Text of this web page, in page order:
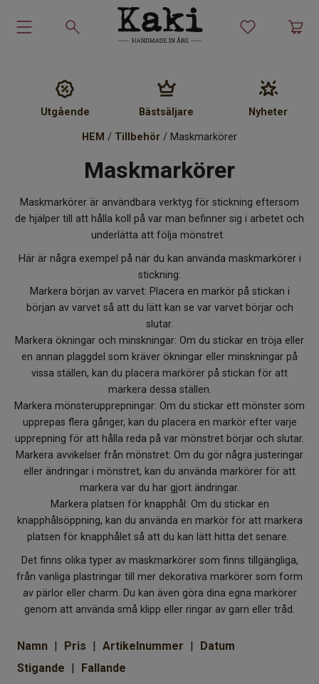
Ullprodukter
Om Kaki
Utgående Bästsäljare Nyheter
HEM / Tillbehör / Maskmarkörer
Maskmarkörer
Maskmarkörer är användbara verktyg för stickning eftersom
de hjälper till att hålla koll på var man befinner sig i arbetet och
underlätta att följa mönstret.
Här är några exempel på när du kan använda maskmarkörer i
stickning:
Markera början av varvet: Placera en markör på stickan i
början av varvet så att du lätt kan se var varvet börjar och
slutar.
Markera ökningar och minskningar: Om du stickar en tröja eller
en annan plaggdel som kräver ökningar eller minskningar på
vissa ställen, kan du placera markörer på stickan för att
markera dessa ställen.
Markera mönsterupprepningar: Om du stickar ett mönster som
upprepas flera gånger, kan du placera en markör efter varje
upprepning för att hålla reda på var mönstret börjar och slutar.
Markera avvikelser från mönstret: Om du gör några justeringar
eller ändringar i mönstret, kan du använda markörer för att
markera var du har gjort ändringar.
Markera platsen för knapphål: Om du stickar en
knapphålsöppning, kan du använda en markör för att markera
platsen för knapphålet så att du kan lätt hitta det senare.
Det finns olika typer av maskmarkörer som finns tillgängliga,
från vanliga plastringar till mer dekorativa markörer som form
av pärlor eller charm. Du kan även göra dina egna markörer
genom att använda små klipp eller ringar av garn eller tråd.
Namn Pris Artikelnummer
Datum
Stigande
Fallande